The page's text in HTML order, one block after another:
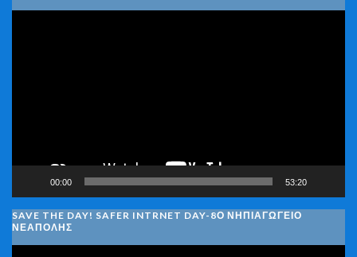
00:00 53:20
SAVE THE DAY! SAFER INTRNET DAY-8Ο ΝΗΠΙΑΓΩΓΕΙΟ
ΝΕΑΠΟΛΗΣ